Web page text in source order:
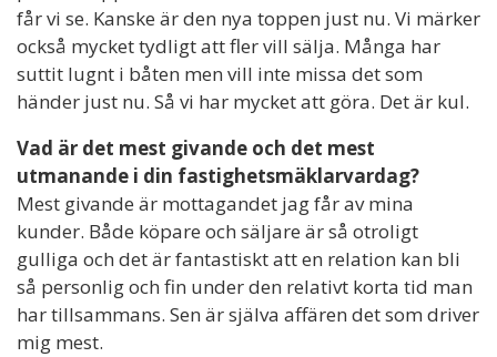
får vi se. Kanske är den nya toppen just nu. Vi märker
också mycket tydligt att fler vill sälja. Många har
suttit lugnt i båten men vill inte missa det som
händer just nu. Så vi har mycket att göra. Det är kul.
Vad är det mest givande och det mest
utmanande i din fastighetsmäklarvardag?
Mest givande är mottagandet jag får av mina
kunder. Både köpare och säljare är så otroligt
gulliga och det är fantastiskt att en relation kan bli
så personlig och fin under den relativt korta tid man
har tillsammans. Sen är själva affären det som driver
mig mest.